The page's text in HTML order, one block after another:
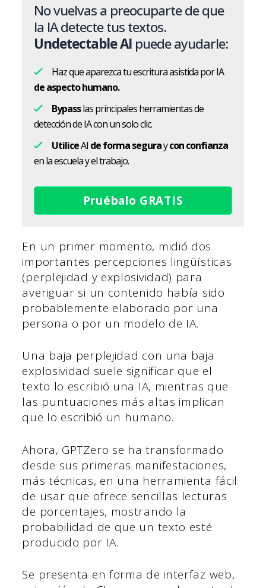
No vuelvas a preocuparte de que
la IA detecte tus textos.
Undetectable AI puede ayudarle:
Haz que aparezca tu escritura asistida por IA
de aspecto humano.
Bypasslas principales herramientas de
detección de IA con un solo clic.
UtiliceAI de forma seguraycon confianza
en la escuela y el trabajo.
Pruébalo GRATIS
En un primer momento, midió dos
importantes percepciones lingüísticas
(perplejidad y explosividad) para
averiguar si un contenido había sido
probablemente elaborado por una
persona o por un modelo de IA.
Una baja perplejidad con una baja
explosividad suele significar que el
texto lo escribió una IA, mientras que
las puntuaciones más altas implican
que lo escribió un humano.
Ahora, GPTZero se ha transformado
desde sus primeras manifestaciones,
más técnicas, en una herramienta fácil
de usar que ofrece sencillas lecturas
de porcentajes, mostrando la
probabilidad de que un texto esté
producido por IA.
Se presenta en forma de interfaz web,